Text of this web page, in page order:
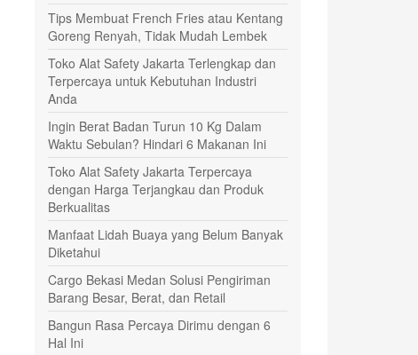
Tips Membuat French Fries atau Kentang
Goreng Renyah, Tidak Mudah Lembek
Toko Alat Safety Jakarta Terlengkap dan
Terpercaya untuk Kebutuhan Industri
Anda
Ingin Berat Badan Turun 10 Kg Dalam
Waktu Sebulan? Hindari 6 Makanan Ini
Toko Alat Safety Jakarta Terpercaya
dengan Harga Terjangkau dan Produk
Berkualitas
Manfaat Lidah Buaya yang Belum Banyak
Diketahui
Cargo Bekasi Medan Solusi Pengiriman
Barang Besar, Berat, dan Retail
Bangun Rasa Percaya Dirimu dengan 6
Hal Ini